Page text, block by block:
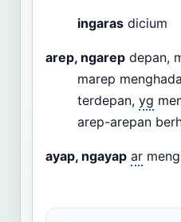
ingaras dicium
arep, ngarep depan,
marep
terdepan, yg
arep-arepan
ayap, ngayap ar